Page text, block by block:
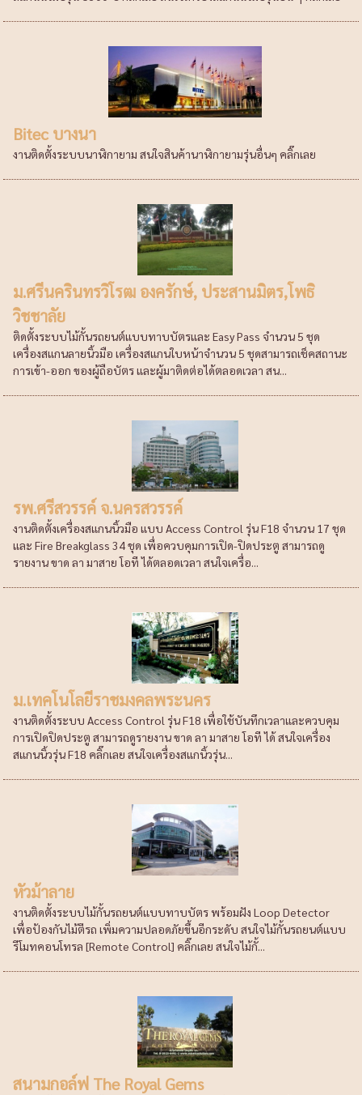
Bitec บางนา
งานติดตั้งระบบนาฬิกายาม สนใจสินค้านาฬิกายามรุ่นอื่นๆ คลิ๊กเลย
ม.ศรีนครินทรวิโรฒ องครักษ์, ประสานมิตร,โพธิ
วิชชาลัย
ติดตั้งระบบไม้กั้นรถยนต์แบบทาบบัตรและ Easy Pass จำนวน 5 ชุด
เครื่องสแกนลายนิ้วมือ เครื่องสแกนใบหน้าจำนวน 5 ชุดสามารถเช็คสถานะ
การเข้า-ออก ของผู้ถือบัตร และผู้มาติดต่อได้ตลอดเวลา สน...
รพ.ศรีสวรรค์ จ.นครสวรรค์
งานติดตั้งเครื่องสแกนนิ้วมือ แบบ Access Control รุ่น F18 จำนวน 17 ชุด
และ Fire Breakglass 34 ชุด เพื่อควบคุมการเปิด-ปิดประตู สามารถดู
รายงาน ขาด ลา มาสาย โอที ได้ตลอดเวลา สนใจเครื่อ...
ม.เทคโนโลยีราชมงคลพระนคร
งานติดตั้งระบบ Access Control รุ่น F18 เพื่อใช้บันทึกเวลาและควบคุม
การเปิดปิดประตู สามารถดูรายงาน ขาด ลา มาสาย โอที ได้ สนใจเครื่อง
สแกนนิ้วรุ่น F18 คลิ๊กเลย สนใจเครื่องสแกนิ้วรุ่น...
หัวม้าลาย
งานติดตั้งระบบไม้กั้นรถยนต์แบบทาบบัตร พร้อมฝัง Loop Detector
เพื่อป้องกันไม้ตีรถ เพิ่มความปลอดภัยขึ้นอีกระดับ สนใจไม้กั้นรถยนต์แบบ
รีโมทคอนโทรล [Remote Control] คลิ๊กเลย สนใจไม้กั้...
สนามกอล์ฟ The Royal Gems